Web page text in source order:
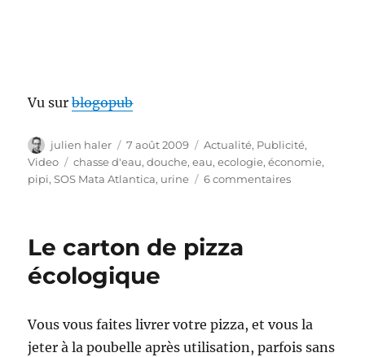
Vu surblogopub
Auteur
julien haler
Publié
le
7 août 2009 Catégories
Actualité, Publicité,
Video
Étiquettes
chasse d'eau,douche,eau,ecologie,économie,
pipi,SOS Mata Atlantica, urine 6 commentairessur
Le carton de pizza
écologique
Vous vous faites livrer votre pizza, et vous la
jeter à la poubelle après utilisation, parfois sans